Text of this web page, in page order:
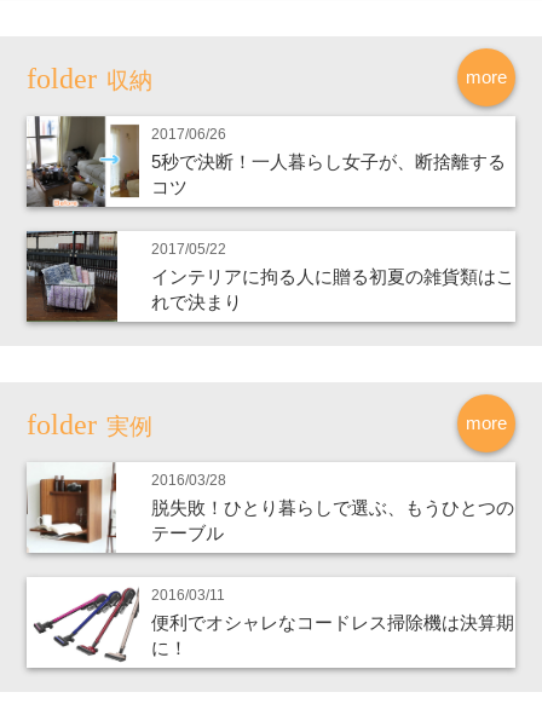
more
収納
2017/06/26
5秒で決断！一人暮らし女子が、断捨離する
コツ
2017/05/22
インテリアに拘る人に贈る初夏の雑貨類はこ
れで決まり
more
実例
2016/03/28
脱失敗！ひとり暮らしで選ぶ、もうひとつの
テーブル
2016/03/11
便利でオシャレなコードレス掃除機は決算期
に！